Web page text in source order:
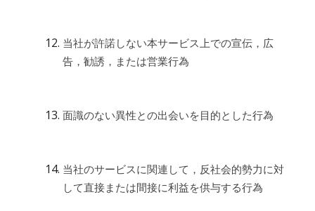
当社が許諾しない本サービス上での宣伝，広
告，勧誘，または営業行為
面識のない異性との出会いを目的とした行為
当社のサービスに関連して，反社会的勢力に対
して直接または間接に利益を供与する行為